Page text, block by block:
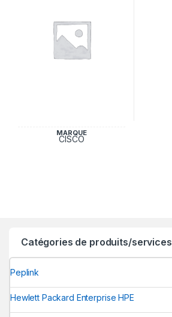
MARQUE
CISCO
Catégories de produits/services
Peplink
Hewlett Packard Enterprise HPE